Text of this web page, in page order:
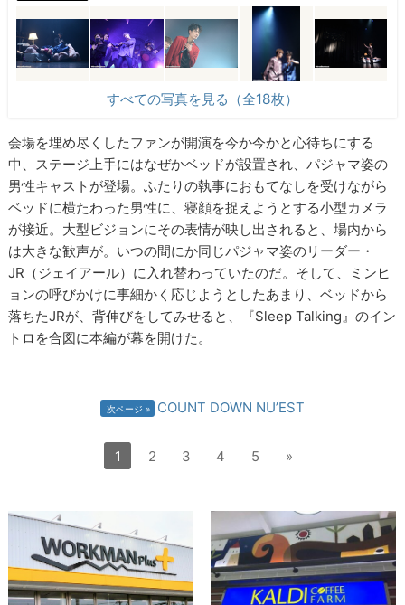
すべての写真を見る（全18枚）
会場を埋め尽くしたファンが開演を今か今かと心待ちにする
中、ステージ上手にはなぜかベッドが設置され、パジャマ姿の
男性キャストが登場。ふたりの執事におもてなしを受けながら
ベッドに横たわった男性に、寝顔を捉えようとする小型カメラ
が接近。大型ビジョンにその表情が映し出されると、場内から
は大きな歓声が。いつの間にか同じパジャマ姿のリーダー・
JR（ジェイアール）に入れ替わっていたのだ。そして、ミンヒ
ョンの呼びかけに事細かく応じようとしたあまり、ベッドから
落ちたJRが、背伸びをしてみせると、『Sleep Talking』のイン
トロを合図に本編が幕を開けた。
次ページ COUNT DOWN NU’EST
1 2 3 4 5 »